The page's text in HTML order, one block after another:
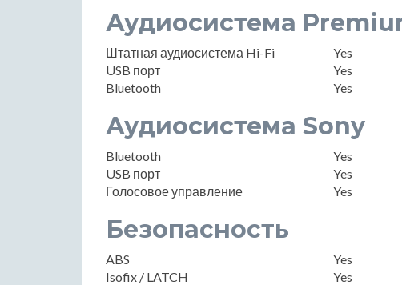
Аудиосистема
Штатная аудиосистема Hi-Fi
Yes
USB порт
Yes
Bluetooth
Yes
Аудиосистема Sony
Bluetooth
Yes
USB порт
Yes
Голосовое управление
Yes
Безопасность
ABS
Yes
Isofix / LATCH
Yes